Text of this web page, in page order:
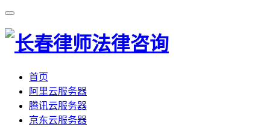
首页
阿里云服务器
腾讯云服务器
京东云服务器